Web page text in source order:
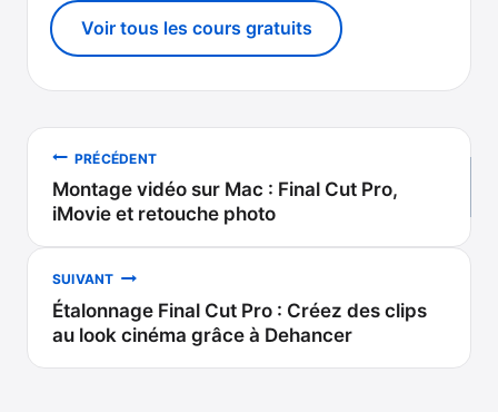
Voir tous les cours gratuits
Navigation
de
l’article
PRÉCÉDENT
Montage vidéo sur Mac : Final Cut Pro,
iMovie et retouche photo
SUIVANT
Étalonnage Final Cut Pro : Créez des clips
au look cinéma grâce à Dehancer